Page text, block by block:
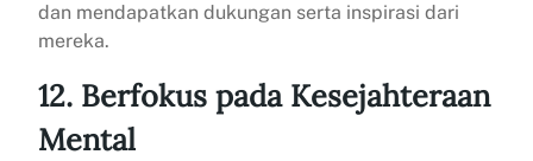
dan mendapatkan dukungan serta inspirasi dari
mereka.
12. Berfokus pada Kesejahteraan
Mental